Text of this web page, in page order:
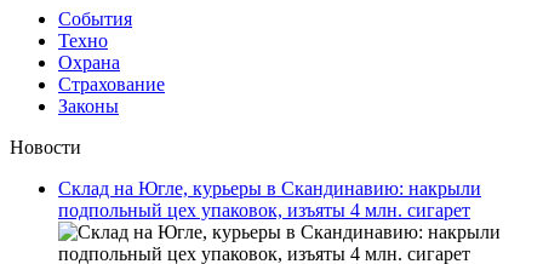
События
Техно
Охрана
Страхование
Законы
Новости
Склад на Югле, курьеры в Скандинавию: накрыли
подпольный цех упаковок, изъяты 4 млн. сигарет